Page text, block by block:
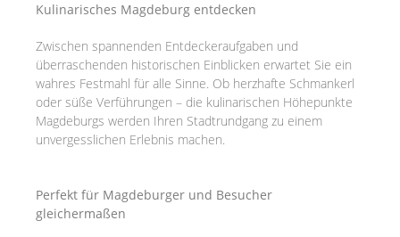
Kulinarisches Magdeburg entdecken
Zwischen spannenden Entdeckeraufgaben und
überraschenden historischen Einblicken erwartet Sie ein
wahres Festmahl für alle Sinne. Ob herzhafte Schmankerl
oder süße Verführungen – die kulinarischen Höhepunkte
Magdeburgs werden Ihren Stadtrundgang zu einem
unvergesslichen Erlebnis machen.
Perfekt für Magdeburger und Besucher
gleichermaßen